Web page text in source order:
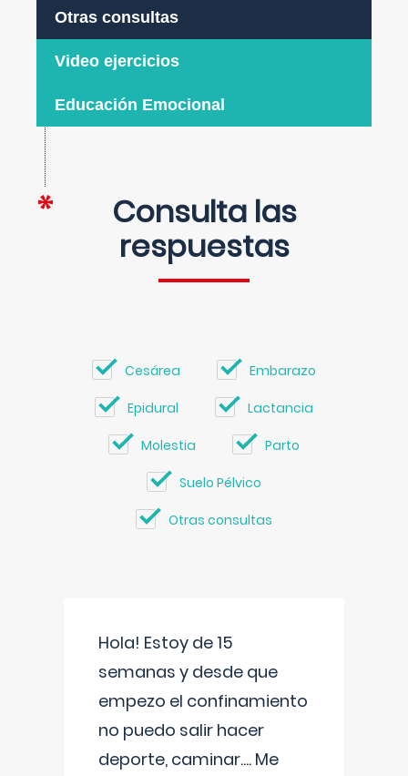
Otras consultas
Video ejercicios
Educación Emocional
Consulta las
respuestas
Cesárea Embarazo
Epidural Lactancia
Molestia Parto
Suelo Pélvico
Otras consultas
Hola! Estoy de 15
semanas y desde que
empezo el confinamiento
no puedo salir hacer
deporte, caminar.... Me